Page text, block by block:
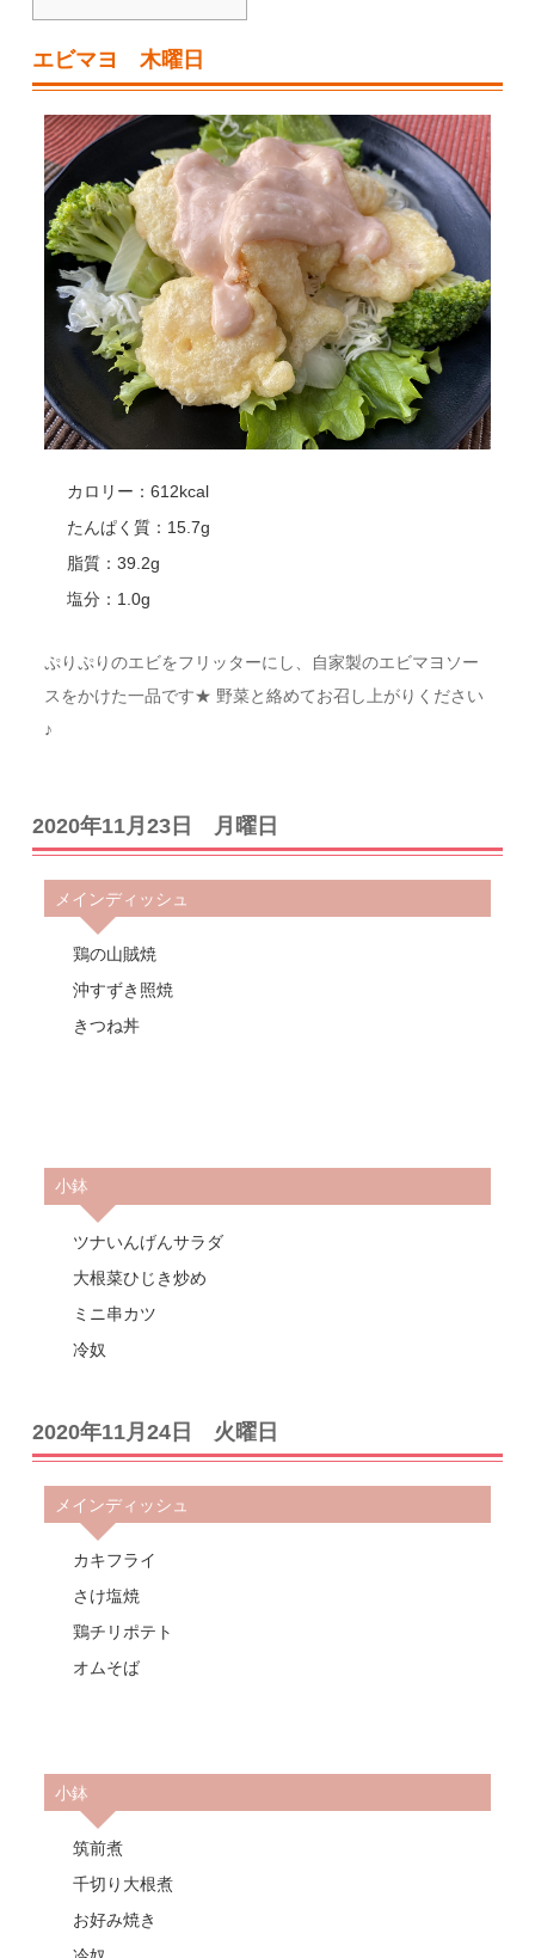
エビマヨ 木曜日
カロリー：612kcal
たんぱく質：15.7g
脂質：39.2g
塩分：1.0g
ぷりぷりのエビをフリッターにし、自家製のエビマヨソー
スをかけた一品です★ 野菜と絡めてお召し上がりください
♪
2020年11月23日 月曜日
メインディッシュ
鶏の山賊焼
沖すずき照焼
きつね丼
小鉢
ツナいんげんサラダ
大根菜ひじき炒め
ミニ串カツ
冷奴
2020年11月24日 火曜日
メインディッシュ
カキフライ
さけ塩焼
鶏チリポテト
オムそば
小鉢
筑前煮
千切り大根煮
お好み焼き